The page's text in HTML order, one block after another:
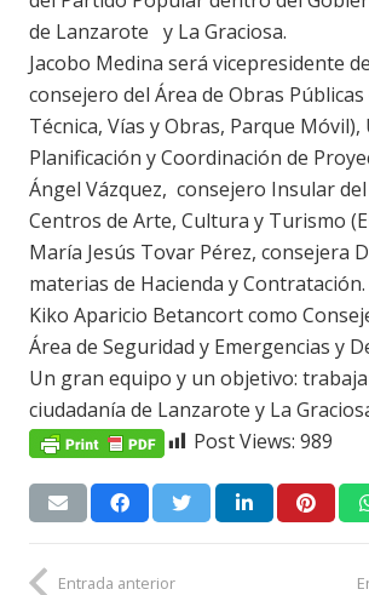
de Lanzarote y La Graciosa.
Jacobo Medina será vicepresidente
consejero del Área de Obras Públicas
Técnica, Vías y Obras, Parque Móvil),
Planificación y Coordinación de
Ángel Vázquez, consejero Insular del
Centros de Arte, Cultura y Turismo
María Jesús Tovar Pérez, consejera
materias de Hacienda y Contratación.
Kiko Aparicio Betancort como
Área de Seguridad y Emergencias y
Un gran equipo y un objetivo:
ciudadanía de Lanzarote y La
Post Views: 989
Entrada anterior